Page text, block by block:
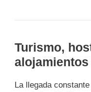
Turismo,
La llegada